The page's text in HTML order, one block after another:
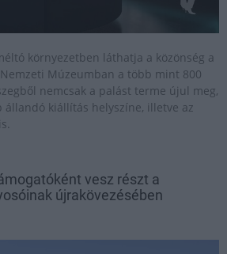
környezetben láthatja a közönség a
Múzeumban a több mint 800
nemcsak a palást terme újul meg,
kiállítás helyszíne, illetve az
vesz részt a
újrakövezésében